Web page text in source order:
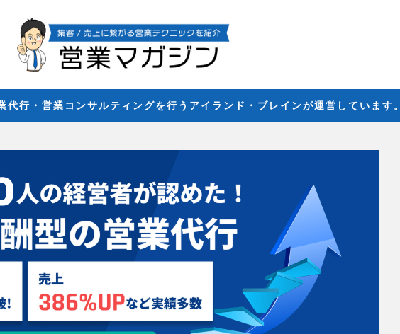
行・営業コンサルティングを行うアイランド・ブレインが運営しています。